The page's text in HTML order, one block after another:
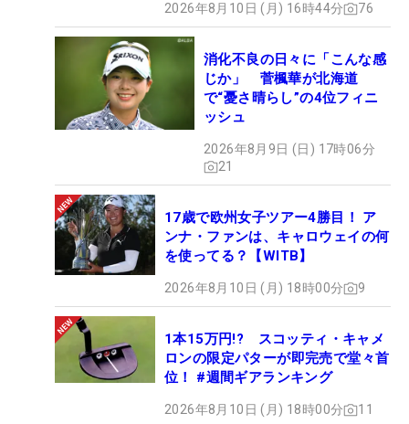
2026年8月10日 (月) 16時44分 76
消化不良の日々に「こんな感
じか」 菅楓華が北海道
で“憂さ晴らし”の4位フィニ
ッシュ
2026年8月9日 (日) 17時06分
21
17歳で欧州女子ツアー4勝目！ ア
ンナ・ファンは、キャロウェイの何
を使ってる？【WITB】
2026年8月10日 (月) 18時00分 9
1本15万円!? スコッティ・キャメ
ロンの限定パターが即完売で堂々首
位！ #週間ギアランキング
2026年8月10日 (月) 18時00分 11